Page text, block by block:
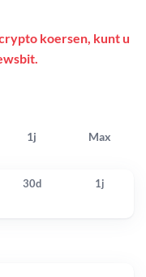
1j Max
koersen, kunt u
30d 1j